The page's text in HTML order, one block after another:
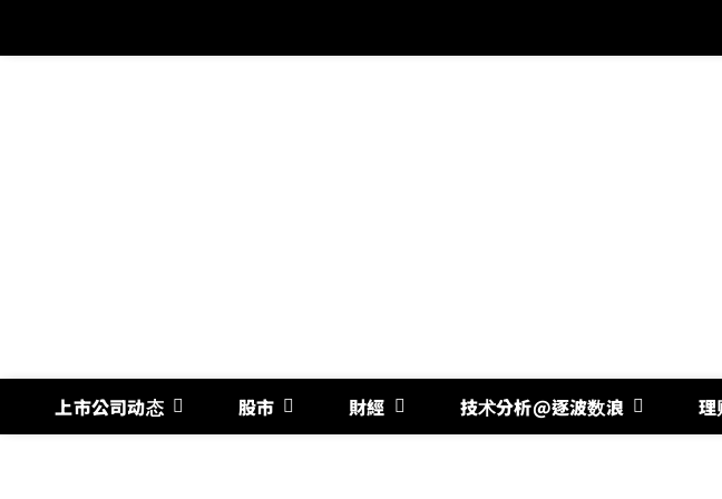
上市公司动态 股市 財經 技术分析@逐波数浪 理